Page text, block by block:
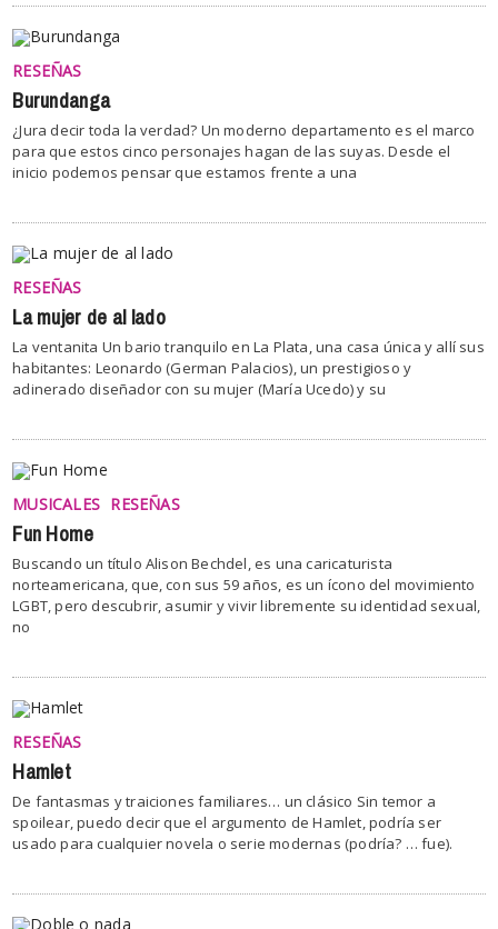
RESEÑAS
Burundanga
¿Jura decir toda la verdad? Un moderno departamento es el marco
para que estos cinco personajes hagan de las suyas. Desde el
inicio podemos pensar que estamos frente a una
RESEÑAS
La mujer de al lado
La ventanita Un bario tranquilo en La Plata, una casa única y allí sus
habitantes: Leonardo (German Palacios), un prestigioso y
adinerado diseñador con su mujer (María Ucedo) y su
MUSICALES RESEÑAS
Fun Home
Buscando un título Alison Bechdel, es una caricaturista
norteamericana, que, con sus 59 años, es un ícono del movimiento
LGBT, pero descubrir, asumir y vivir libremente su identidad sexual,
no
RESEÑAS
Hamlet
De fantasmas y traiciones familiares… un clásico Sin temor a
spoilear, puedo decir que el argumento de Hamlet, podría ser
usado para cualquier novela o serie modernas (podría? … fue).